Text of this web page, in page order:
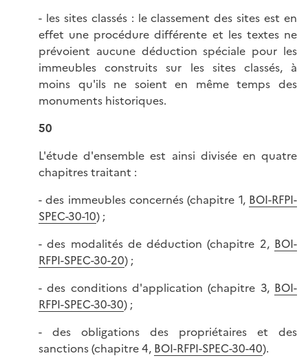
- les sites classés : le classement des sites est en
effet une procédure différente et les textes ne
prévoient aucune déduction spéciale pour les
immeubles construits sur les sites classés, à
moins qu'ils ne soient en même temps des
monuments historiques.
50
L'étude d'ensemble est ainsi divisée en quatre
chapitres traitant :
- des immeubles concernés (chapitre 1, BOI-RFPI-
SPEC-30-10) ;
- des modalités de déduction (chapitre 2, BOI-
RFPI-SPEC-30-20) ;
- des conditions d'application (chapitre 3, BOI-
RFPI-SPEC-30-30) ;
- des obligations des propriétaires et des
sanctions (chapitre 4, BOI-RFPI-SPEC-30-40).